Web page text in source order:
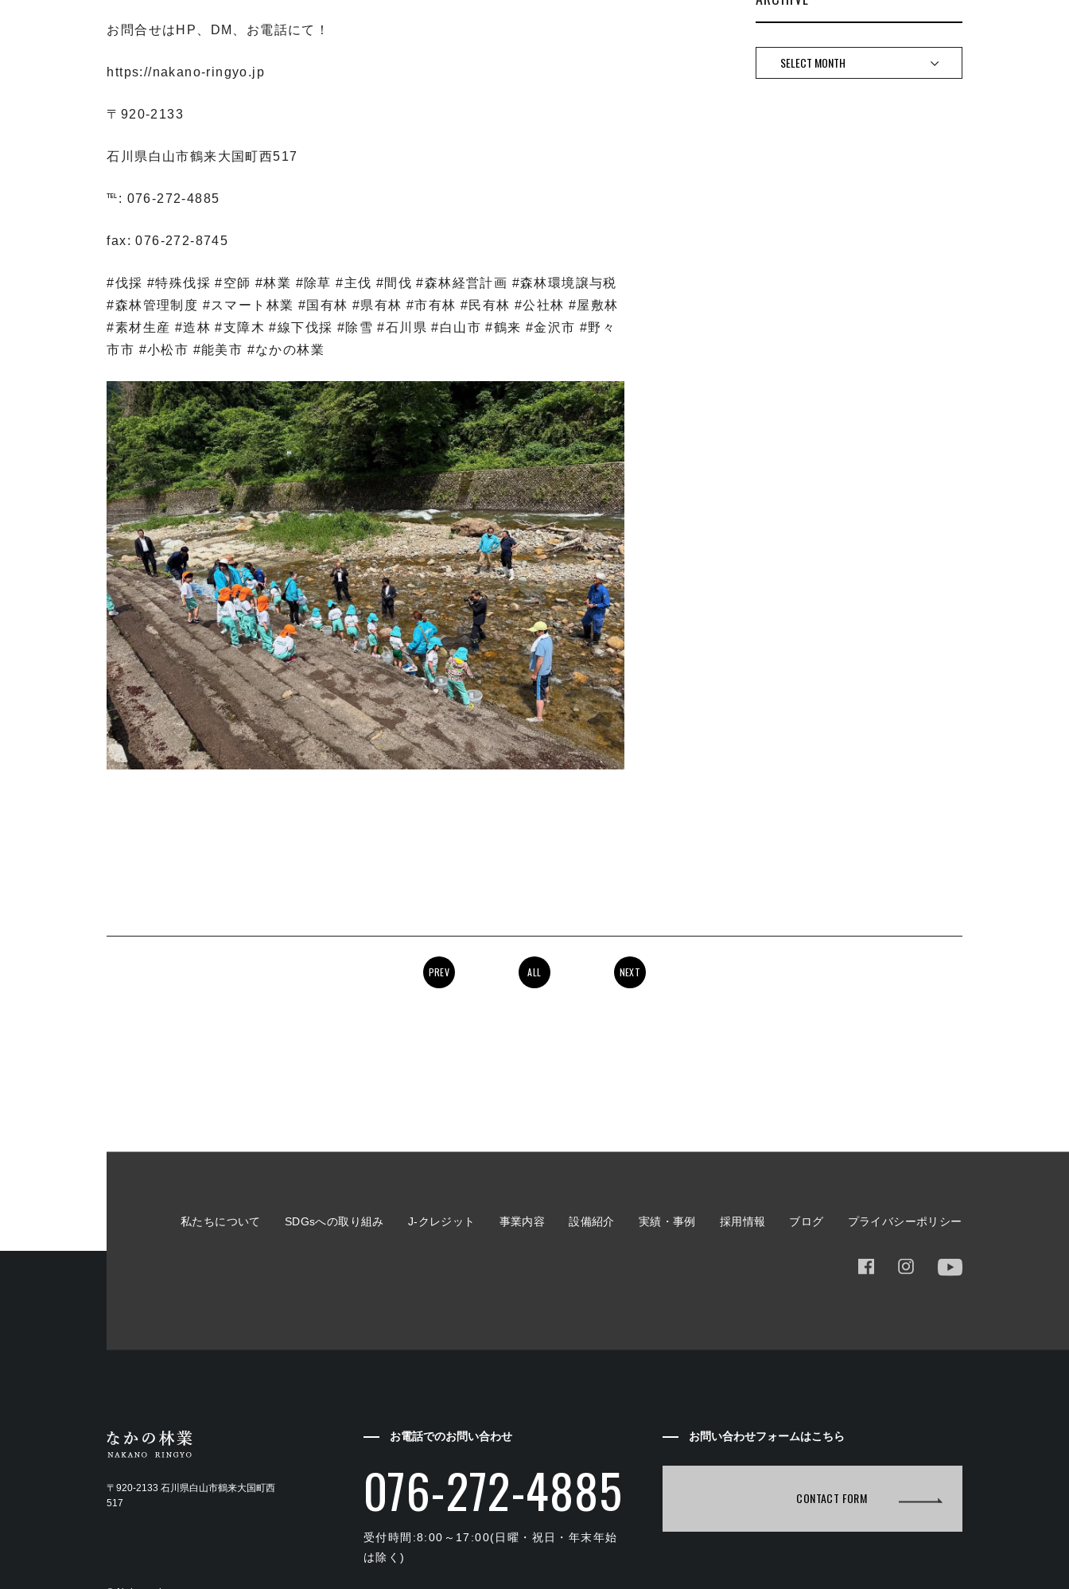
お問合せはHP、DM、お電話にて！
https://nakano-ringyo.jp⁡
〒920-2133
石川県白山市鶴来大国町西517
℡: 076-272-4885
fax: 076-272-8745
#伐採 #特殊伐採 #空師 #林業 #除草 #主伐 #間伐 #森林経営計画 #森林環境譲与税
#森林管理制度 #スマート林業 #国有林 #県有林 #市有林 #民有林 #公社林 #屋敷林
#素材生産 #造林 #支障木 #線下伐採 #除雪 #石川県 #白山市 #鶴来 #金沢市 #野々
市市 #小松市 #能美市 #なかの林業
PREV ALL NEXT
私たちについて SDGsへの取り組み J-クレジット 事業内容 設備紹介 実績・事例 採用情報 ブログ プライバシーポリシー
〒920-2133 石川県白山市鶴来大国町西
517
お電話でのお問い合わせ
076-272-4885
受付時間:8:00～17:00(日曜・祝日・年末年始
は除く)
お問い合わせフォームはこちら
CONTACT FORM